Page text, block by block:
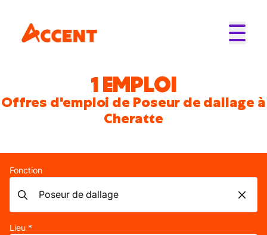
1 EMPLOI
Offres d'emploi de Poseur de dallage à
Cheratte
Fonction
Lieu *